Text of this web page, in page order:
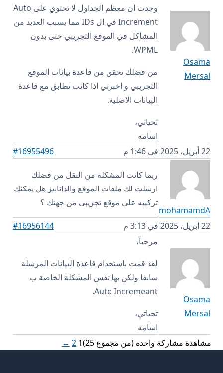
Osama
Mersal
وجدت ان معظم الجداول لا تحتوي على Auto
Increment في ال IDs مما يسبب العديد من
المشاكل في الموقع التجريبي حتى بدون
WPML.
من فضلك تحقق من قاعدة بيانات الموقع
التجريبي و اخبرني اذا كانت تطابق مع قاعدة
البيانات الاصلية.
تحياتي،
اسامه
22 أبريل، 2025 في 1:46 م
#16955496
mohamamdA
ربما كانت المشكلة من النقل من فضلك
ارسلت لك ملفات الموقع والداتابيز هل يمكنك
تركيبه على موقع تجريبي من جهتك ؟
22 أبريل، 2025 في 3:13 م #16956144
Osama
Mersal
مرحباً،
لقد قمت باستخدام قاعدة البيانات المرسلة
سابقا ولكن بها نفس المشكلة الخاصة ب
Auto Incremeant.
تحياتي،
اسامه
مشاهدة مشاركة واحدة (من مجموع 25)
1
2
←